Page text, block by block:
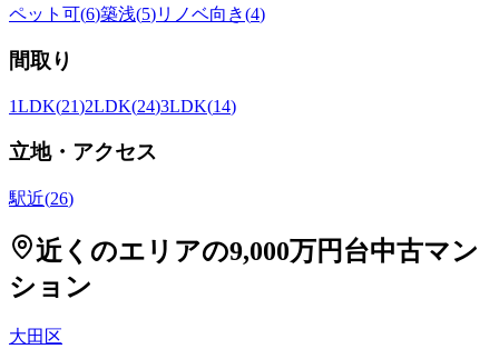
ペット可(6)築浅(5)リノベ向き(4)
間取り
1LDK(21)2LDK(24)3LDK(14)
立地・アクセス
駅近(26)
近くのエリアの9,000万円台中古マン
ション
大田区